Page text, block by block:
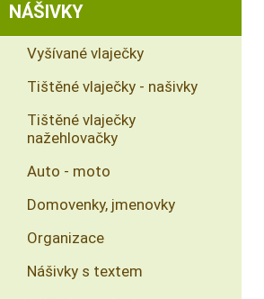
NÁŠIVKY
Vyšívané vlaječky
Tištěné vlaječky - našivky
Tištěné vlaječky
nažehlovačky
Auto - moto
Domovenky, jmenovky
Organizace
Nášivky s textem